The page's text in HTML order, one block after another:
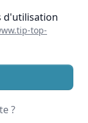
d'utilisation
top-
?